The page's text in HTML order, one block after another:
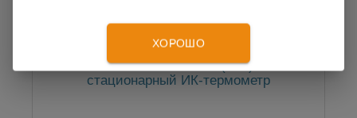
Кельвин АРТО 1500Т (А08) —
стационарный ИК-термометр
ХОРОШО